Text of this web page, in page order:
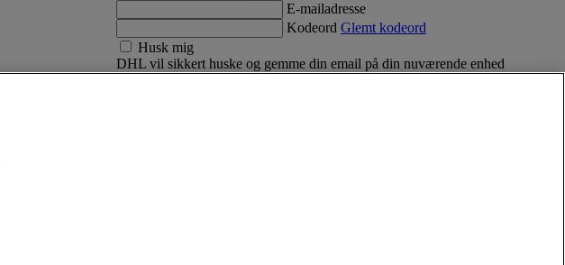
E-mailadresse
Kodeord Glemt kodeord
Husk mig
DHL vil sikkert huske og gemme din email på din nuværende enhed